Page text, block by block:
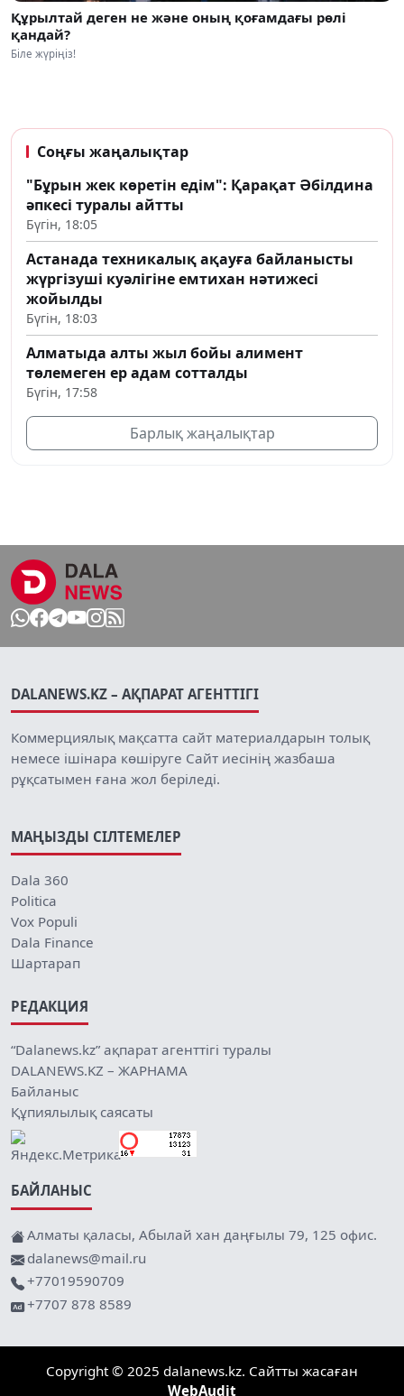
Құрылтай деген не және оның қоғамдағы рөлі
қандай?
Біле жүріңіз!
Соңғы жаңалықтар
"Бұрын жек көретін едім": Қарақат Әбілдина
әпкесі туралы айтты
Бүгін, 18:05
Астанада техникалық ақауға байланысты
жүргізуші куәлігіне емтихан нәтижесі
жойылды
Бүгін, 18:03
Алматыда алты жыл бойы алимент
төлемеген ер адам сотталды
Бүгін, 17:58
Барлық жаңалықтар
DALANEWS.KZ – АҚПАРАТ АГЕНТТІГІ
Коммерциялық мақсатта сайт материалдарын толық
немесе ішінара көшіруге Сайт иесінің жазбаша
рұқсатымен ғана жол беріледі.
МАҢЫЗДЫ СІЛТЕМЕЛЕР
Dala 360
Politica
Vox Populi
Dala Finance
Шартарап
РЕДАКЦИЯ
“Dalanews.kz” ақпарат агенттігі туралы
DALANEWS.KZ – ЖАРНАМА
Байланыс
Құпиялылық саясаты
БАЙЛАНЫС
Алматы қаласы, Абылай хан даңғылы 79, 125 офис.
dalanews@mail.ru
+77019590709
+7707 878 8589
Copyright © 2025 dalanews.kz. Сайтты жасаған
WebAudit